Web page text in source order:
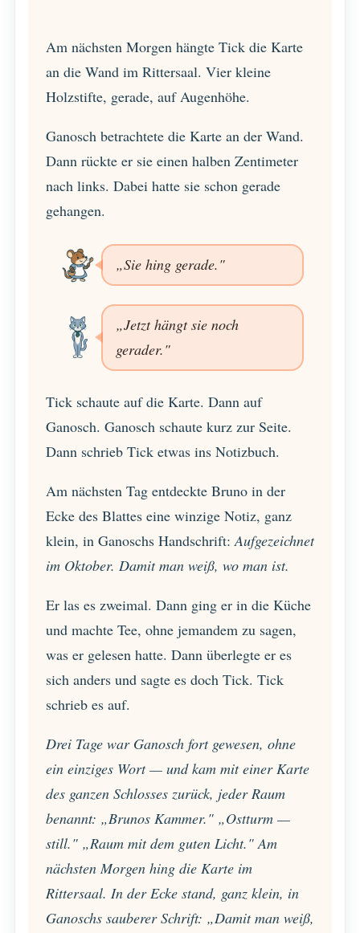
Am nächsten Morgen hängte Tick die Karte
an die Wand im Rittersaal. Vier kleine
Holzstifte, gerade, auf Augenhöhe.
Ganosch betrachtete die Karte an der Wand.
Dann rückte er sie einen halben Zentimeter
nach links. Dabei hatte sie schon gerade
gehangen.
„Sie hing gerade."
„Jetzt hängt sie noch
gerader."
Tick schaute auf die Karte. Dann auf
Ganosch. Ganosch schaute kurz zur Seite.
Dann schrieb Tick etwas ins Notizbuch.
Am nächsten Tag entdeckte Bruno in der
Ecke des Blattes eine winzige Notiz, ganz
klein, in Ganoschs Handschrift:Aufgezeichnet
im Oktober. Damit man weiß, wo man ist.
Er las es zweimal. Dann ging er in die Küche
und machte Tee, ohne jemandem zu sagen,
was er gelesen hatte. Dann überlegte er es
sich anders und sagte es doch Tick. Tick
schrieb es auf.
Drei Tage war Ganosch fort gewesen, ohne
ein einziges Wort — und kam mit einer Karte
des ganzen Schlosses zurück, jeder Raum
benannt: „Brunos Kammer." „Ostturm —
still." „Raum mit dem guten Licht." Am
nächsten Morgen hing die Karte im
Rittersaal. In der Ecke stand, ganz klein, in
Ganoschs sauberer Schrift: „Damit man weiß,